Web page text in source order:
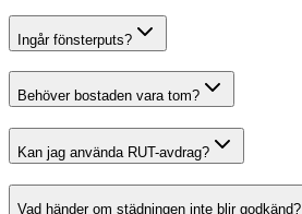
Ingår fönsterputs?
Behöver bostaden vara tom?
Kan jag använda RUT-avdrag?
Vad händer om städningen inte blir godkänd?